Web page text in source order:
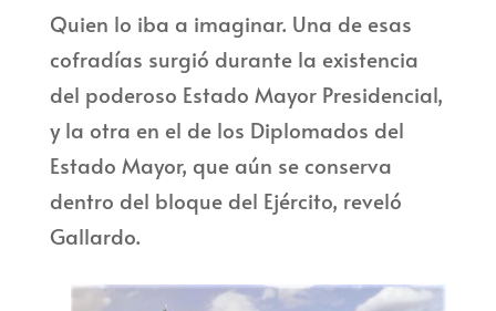
Quien lo iba a imaginar. Una de esas
cofradías surgió durante la existencia
del poderoso Estado Mayor Presidencial,
y la otra en el de los Diplomados del
Estado Mayor, que aún se conserva
dentro del bloque del Ejército, reveló
Gallardo.